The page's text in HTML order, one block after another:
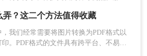
)下载安装软件。
格式。
弄？这二个方法值得收藏
我们经常需要将图片转换为PDF格式以
。PDF格式的文件具有跨平台、不易修